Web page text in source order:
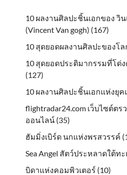
10 ผลงานศิลปะชิ้นเอกของ วิ
(Vincent Van gogh) (167)
10 สุดยอดผลงานศิลปะของโล
10 สุดยอดประติมากรรมที่โด่
(127)
10 ผลงานศิลปะชิ้นเอกแห่งยุค
flightradar24.com เว็บไซต์ตร
ออนไลน์ (35)
ฮัมมิ่งเบิร์ด นกแห่งพรสวรรค์
Sea Angel สัตว์ประหลาดใต้ทะ
บิดาแห่งคอมพิวเตอร์ (10)